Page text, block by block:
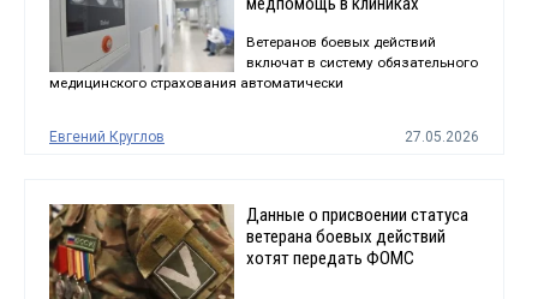
Ветеранов боевых действий
включат в систему обязательного
медицинского страхования автоматически
Евгений Круглов 27.05.2026
Данные о присвоении статуса
ветерана боевых действий
хотят передать ФОМС